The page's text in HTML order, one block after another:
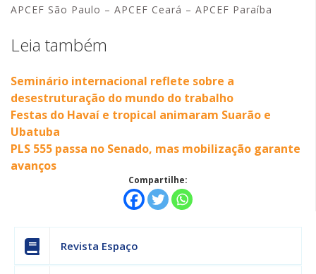
APCEF São Paulo – APCEF Ceará – APCEF Paraíba
Leia também
Seminário internacional reflete sobre a
desestruturação do mundo do trabalho
Festas do Havaí e tropical animaram Suarão e
Ubatuba
PLS 555 passa no Senado, mas mobilização garante
avanços
Compartilhe:
Revista Espaço